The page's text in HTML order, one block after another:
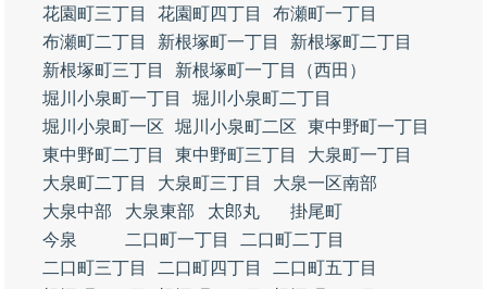
花園町三丁目
花園町四丁目
布瀬町一丁目
布瀬町二丁目
新根塚町一丁目
新根塚町二丁目
新根塚町三丁目
新根塚町一丁目（西田）
堀川小泉町一丁目
堀川小泉町二丁目
堀川小泉町一区
堀川小泉町二区
東中野町一丁目
東中野町二丁目
東中野町三丁目
大泉町一丁目
大泉町二丁目
大泉町三丁目
大泉一区南部
大泉中部
大泉東部 太郎丸
掛尾町
今泉
二口町一丁目
二口町二丁目
二口町三丁目
二口町四丁目
二口町五丁目